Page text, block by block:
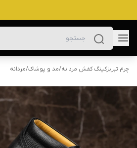
چرم تبریزکینگ کفش مردانه/مد و پوشاک/مردانه